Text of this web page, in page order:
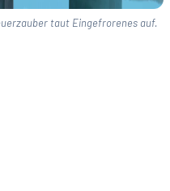
taut Eingefrorenes auf.